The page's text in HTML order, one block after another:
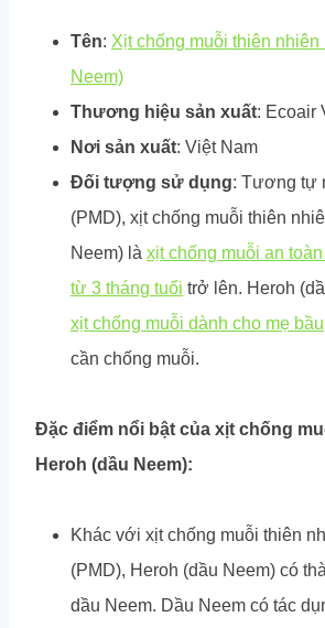
Tên: Xịt chống muỗi thiên nhiên
Neem)
Thương hiệu sản xuất: Ecoair
Nơi sản xuất: Việt Nam
Đối tượng sử dụng: Tương tự
(PMD), xịt chống muỗi thiên
Neem) là xịt chống muỗi an
từ 3 tháng tuổi trở lên. Heroh
xịt chống muỗi dành cho mẹ bầu
cần chống muỗi.
Đặc điểm nổi bật của xịt chống
Heroh (dầu Neem):
Khác với xịt chống muỗi thiên
(PMD), Heroh (dầu Neem) có
dầu Neem. Dầu Neem có tác